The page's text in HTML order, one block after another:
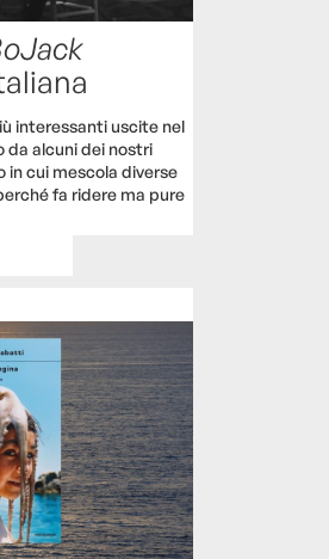
interessanti uscite nel
da alcuni dei nostri
in cui mescola diverse
fa ridere ma pure